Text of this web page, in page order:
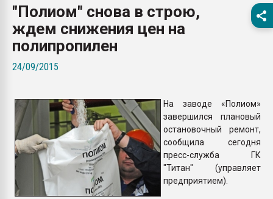
пластмасс
28.07.2026
ПЕРЕЙТИ НА
"Полиом" снова в строю,
ждем снижения цен на
полипропилен
24/09/2015
На заводе «Полиом»
завершился плановый
остановочный ремонт,
сообщила сегодня
пресс-служба ГК
"Титан" (управляет
предприятием).